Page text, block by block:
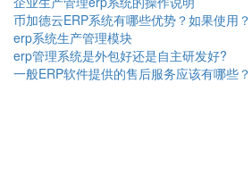
币加德云ERP系统有哪些优势？如果使用？
erp系统生产管理模块
erp管理系统是外包好还是自主研发好?
一般ERP软件提供的售后服务应该有哪些？